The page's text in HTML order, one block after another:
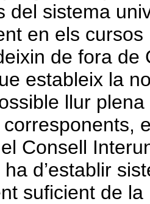
del sistema
en els
de fora de
estableix la
llur
Consell
d’establir
suficient de